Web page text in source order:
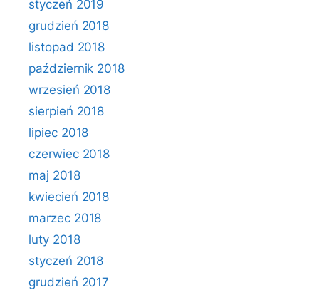
styczeń 2019
grudzień 2018
listopad 2018
październik 2018
wrzesień 2018
sierpień 2018
lipiec 2018
czerwiec 2018
maj 2018
kwiecień 2018
marzec 2018
luty 2018
styczeń 2018
grudzień 2017